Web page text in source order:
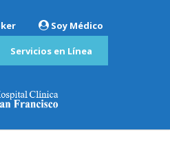
Soy Médico
Servicios en Línea